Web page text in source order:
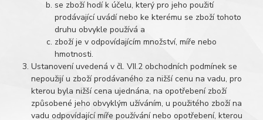
se zboží hodí k účelu, který pro jeho použití
prodávající uvádí nebo ke kterému se zboží tohoto
druhu obvykle používá a
zboží je v odpovídajícím množství, míře nebo
hmotnosti.
Ustanovení uvedená v čl. VII.2 obchodních podmínek se
nepoužijí u zboží prodávaného za nižší cenu na vadu, pro
kterou byla nižší cena ujednána, na opotřebení zboží
způsobené jeho obvyklým užíváním, u použitého zboží na
vadu odpovídající míře používání nebo opotřebení, kterou